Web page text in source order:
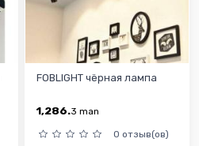
FOBLIGHT чёрная лампа
1,286.3 man
0 отзыв(ов)